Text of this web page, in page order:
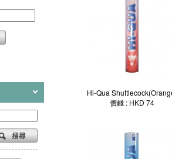
Hi-Qua
價錢 : HKD 74